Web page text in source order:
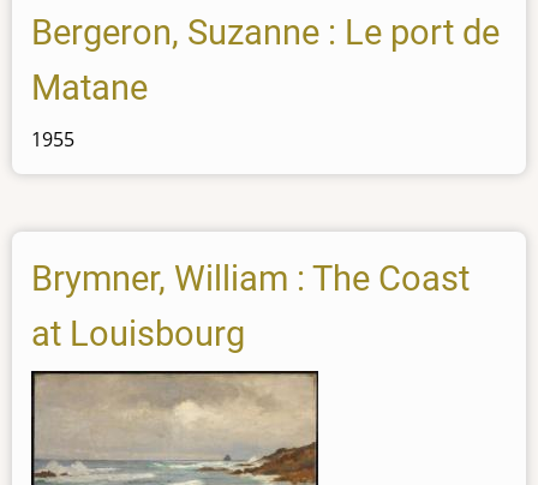
Bergeron, Suzanne : Le port de
Matane
1955
Brymner, William : The Coast
at Louisbourg